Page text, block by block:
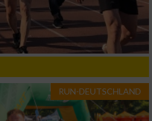
RUN-DEUTSCHLAND